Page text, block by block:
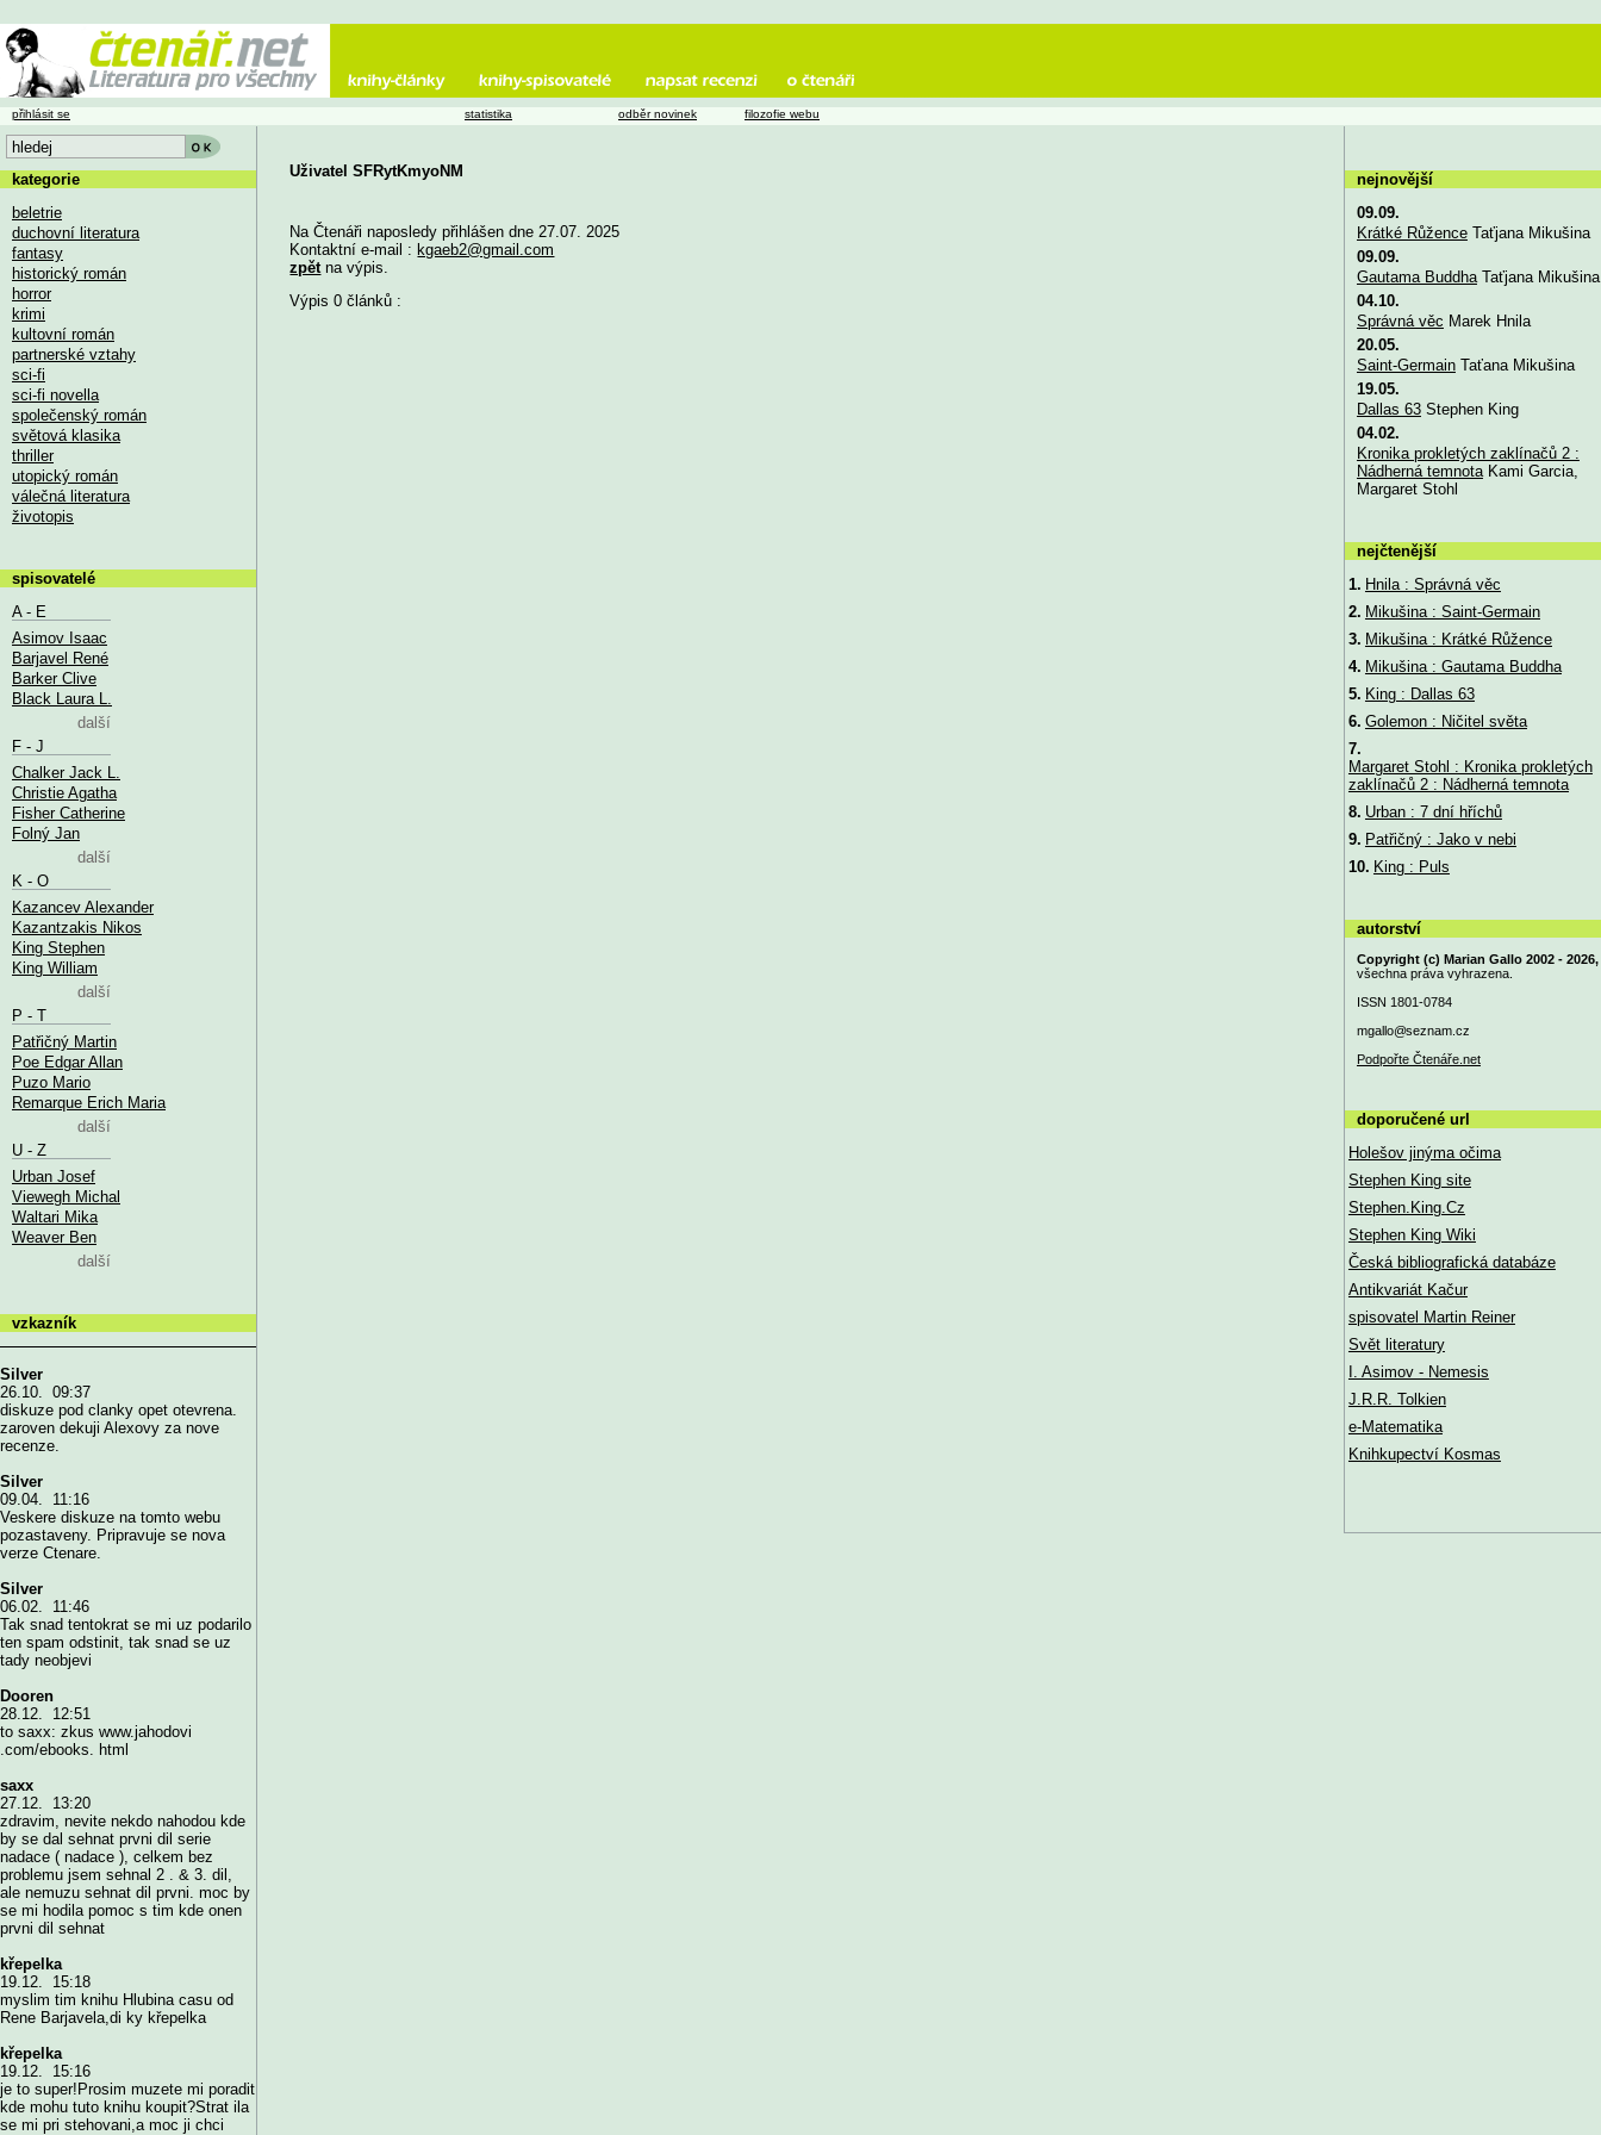
Uživatel SFRytKmyoNM
Na Čtenáři naposledy přihlášen dne 27.07. 2025
Kontaktní e-mail : kgaeb2@gmail.com
zpět na výpis.
Výpis 0 článků :
přihlásit se statistika odběr novinek filozofie webu
kategorie
beletrie
duchovní literatura
fantasy
historický román
horror
krimi
kultovní román
partnerské vztahy
sci-fi
sci-fi novella
společenský román
světová klasika
thriller
utopický román
válečná literatura
životopis
spisovatelé
A - E
Asimov Isaac
Barjavel René
Barker Clive
Black Laura L.
další
F - J
Chalker Jack L.
Christie Agatha
Fisher Catherine
Folný Jan
další
K - O
Kazancev Alexander
Kazantzakis Nikos
King Stephen
King William
další
P - T
Patřičný Martin
Poe Edgar Allan
Puzo Mario
Remarque Erich Maria
další
U - Z
Urban Josef
Viewegh Michal
Waltari Mika
Weaver Ben
další
vzkazník
Silver
26.10. 09:37
diskuze pod clanky opet otevrena.
zaroven dekuji Alexovy za nove
recenze.
Silver
09.04. 11:16
Veskere diskuze na tomto webu
pozastaveny. Pripravuje se nova
verze Ctenare.
Silver
06.02. 11:46
Tak snad tentokrat se mi uz podarilo
ten spam odstinit, tak snad se uz
tady neobjevi
Dooren
28.12. 12:51
to saxx: zkus www.jahodovi
.com/ebooks. html
saxx
27.12. 13:20
zdravim, nevite nekdo nahodou kde
by se dal sehnat prvni dil serie
nadace ( nadace ), celkem bez
problemu jsem sehnal 2 . & 3. dil,
ale nemuzu sehnat dil prvni. moc by
se mi hodila pomoc s tim kde onen
prvni dil sehnat
křepelka
19.12. 15:18
myslim tim knihu Hlubina casu od
Rene Barjavela,di ky křepelka
křepelka
19.12. 15:16
je to super!Prosim muzete mi poradit
kde mohu tuto knihu koupit?Strat ila
se mi pri stehovani,a moc ji chci
nejnovější
09.09.
Krátké RůženceTaťjana Mikušina
09.09.
Gautama BuddhaTaťjana Mikušina
04.10.
Správná věc Marek Hnila
20.05.
Saint-GermainTaťana Mikušina
19.05.
Dallas 63Stephen King
04.02.
Kronika prokletých zaklínačů 2 :
Nádherná temnotaKami Garcia,
Margaret Stohl
nejčtenější
1. Hnila : Správná věc
2. Mikušina : Saint-Germain
3. Mikušina : Krátké Růžence
4. Mikušina : Gautama Buddha
5. King : Dallas 63
6. Golemon : Ničitel světa
7.
Margaret Stohl : Kronika prokletých
zaklínačů 2 : Nádherná temnota
8. Urban : 7 dní hříchů
9. Patřičný : Jako v nebi
10. King : Puls
autorství
Copyright (c) Marian Gallo 2002 - 2026,
všechna práva vyhrazena.
ISSN 1801-0784
mgallo@seznam.cz
Podpořte Čtenáře.net
doporučené url
Holešov jinýma očima
Stephen King site
Stephen.King.Cz
Stephen King Wiki
Česká bibliografická databáze
Antikvariát Kačur
spisovatel Martin Reiner
Svět literatury
I. Asimov - Nemesis
J.R.R. Tolkien
e-Matematika
Knihkupectví Kosmas